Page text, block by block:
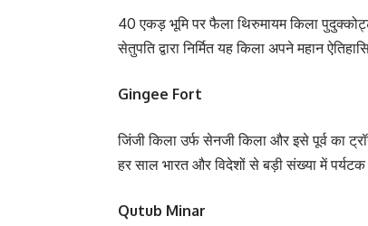
40 एकड़ भूमि पर फैला थिरुमायम किला
सेतुपति द्वारा निर्मित यह किला अपने महान
Gingee Fort
जिंजी किला उर्फ ​​सेनजी किला और इसे पूर्व का
हर साल भारत और विदेशों से बड़ी संख्या में
Qutub Minar